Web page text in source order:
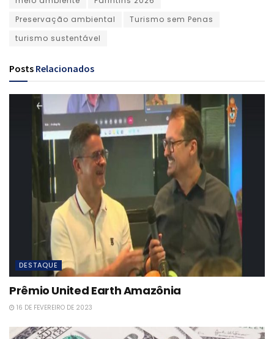
Preservação ambiental
Turismo sem Penas
turismo sustentável
Posts Relacionados
DESTAQUE
Prêmio United Earth Amazônia
16 DE FEVEREIRO DE 2023